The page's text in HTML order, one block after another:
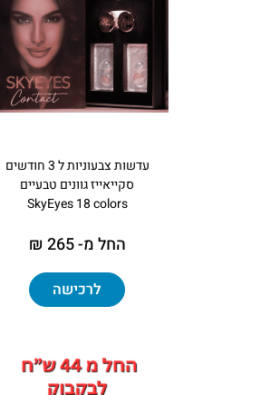
עדשות צבעוניות ל 3 חודשים
סקייאייז גוונים טבעיים
SkyEyes 18 colors
החל מ- 265 ₪
לרכישה